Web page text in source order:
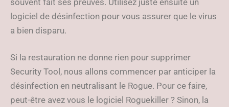
souvent fait ses preuves. Utilisez juste ensuite un
logiciel de désinfection pour vous assurer que le virus
a bien disparu.
Si la restauration ne donne rien pour supprimer
Security Tool, nous allons commencer par anticiper la
désinfection en neutralisant le Rogue. Pour ce faire,
peut-être avez vous le logiciel Roguekiller ? Sinon, la